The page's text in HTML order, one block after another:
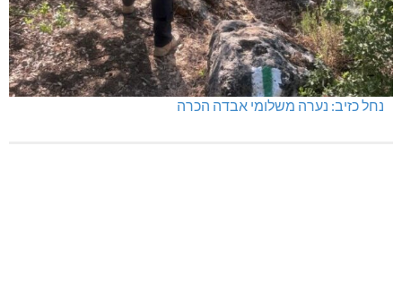
נחל כזיב: נערה משלומי אבדה הכרה